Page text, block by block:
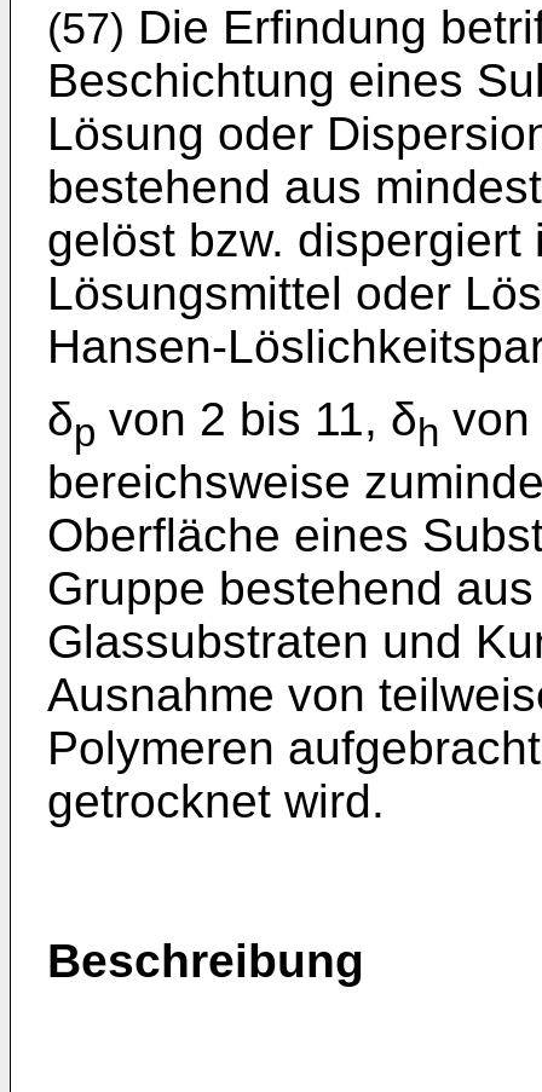
(57) Die Erfindung
Beschichtung eines
Lösung oder
bestehend aus
gelöst bzw.
Lösungsmittel oder
Hansen-
δp von 2 bis 11, δh von
bereichsweise
Oberfläche eines
Gruppe bestehend
Glassubstraten und
Ausnahme von
Polymeren
getrocknet wird.
Beschreibung